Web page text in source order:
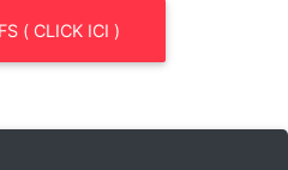
( CLICK ICI )